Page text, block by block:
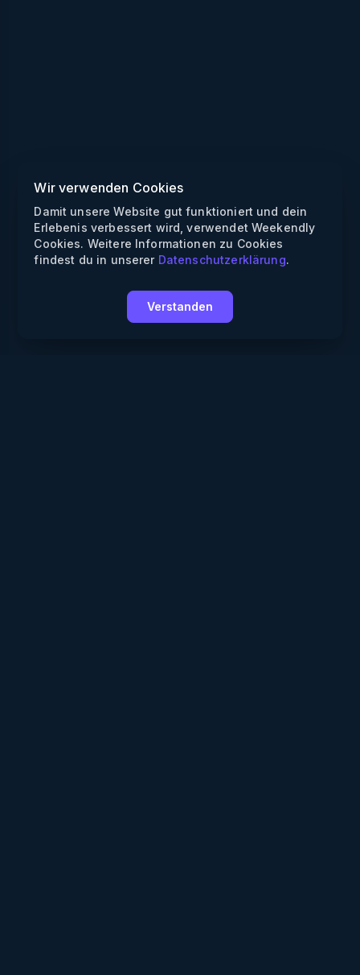
Wir verwenden Cookies
Damit unsere Website gut funktioniert und dein
Erlebenis verbessert wird, verwendet Weekendly
Cookies. Weitere Informationen zu Cookies
findest du in unserer Datenschutzerklärung.
Verstanden